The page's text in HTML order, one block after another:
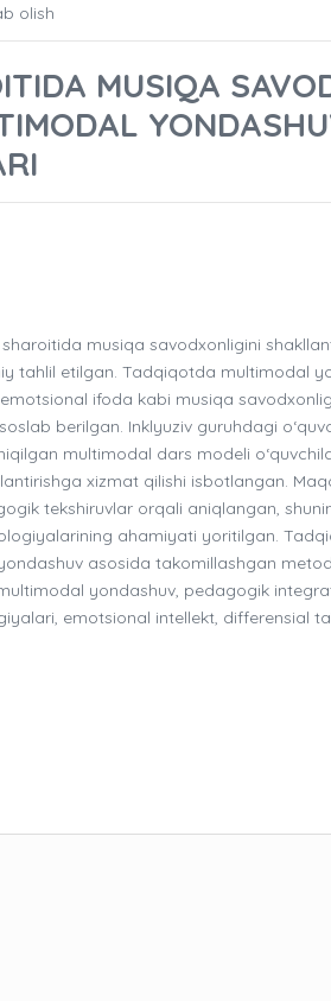
olish
MUSIQA
musiqa savodxonligini
tahlil etilgan. Tadqiqotda multimodal
ifoda kabi musiqa
berilgan. Inklyuziv guruhdagi
multimodal dars modeli
xizmat qilishi isbotlangan.
tekshiruvlar orqali aniqlangan,
ahamiyati yoritilgan.
asosida takomillashgan
yondashuv, pedagogik
emotsional intellekt, differensial